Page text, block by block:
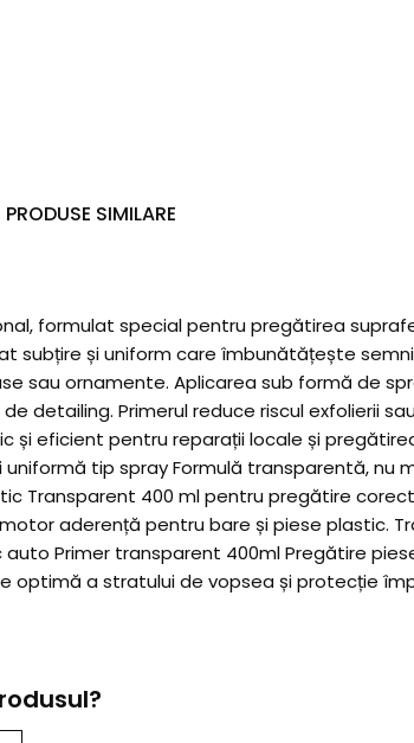
PRODUSE SIMILARE
formulat special pentru pregătirea
subțire și uniform care îmbunătățește
sau ornamente. Aplicarea sub formă de
detailing. Primerul reduce riscul exfolierii
eficient pentru reparații locale și
tip spray Formulă transparentă, nu
Transparent 400 ml pentru pregătire
aderență pentru bare și piese plastic.
Primer transparent 400ml Pregătire
optimă a stratului de vopsea și protecție